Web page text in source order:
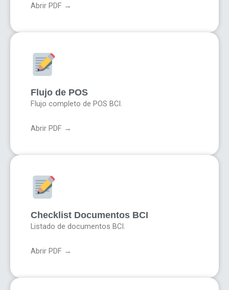
Abrir PDF →
Flujo de POS
Flujo completo de POS BCI.
Abrir PDF →
Checklist Documentos BCI
Listado de documentos BCI.
Abrir PDF →